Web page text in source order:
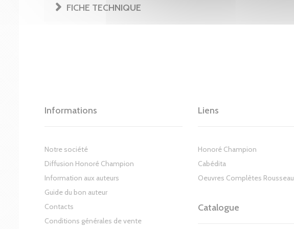
FICHE TECHNIQUE
Informations
Notre société
Diffusion Honoré Champion
Information aux auteurs
Guide du bon auteur
Contacts
Conditions générales de vente
Liens
Honoré Champion
Cabédita
Oeuvres Complètes Rousseau
Catalogue